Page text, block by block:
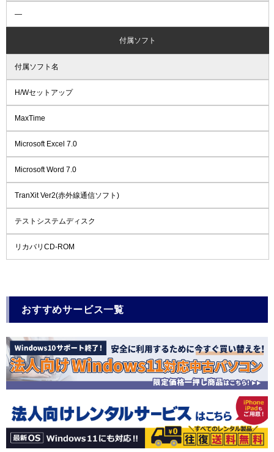
―
付属ソフト
付属ソフト名
H/Wセットアップ
MaxTime
Microsoft Excel 7.0
Microsoft Word 7.0
TranXit Ver2(赤外線通信ソフト)
テストシステムディスク
リカバリCD-ROM
おすすめサービス一覧